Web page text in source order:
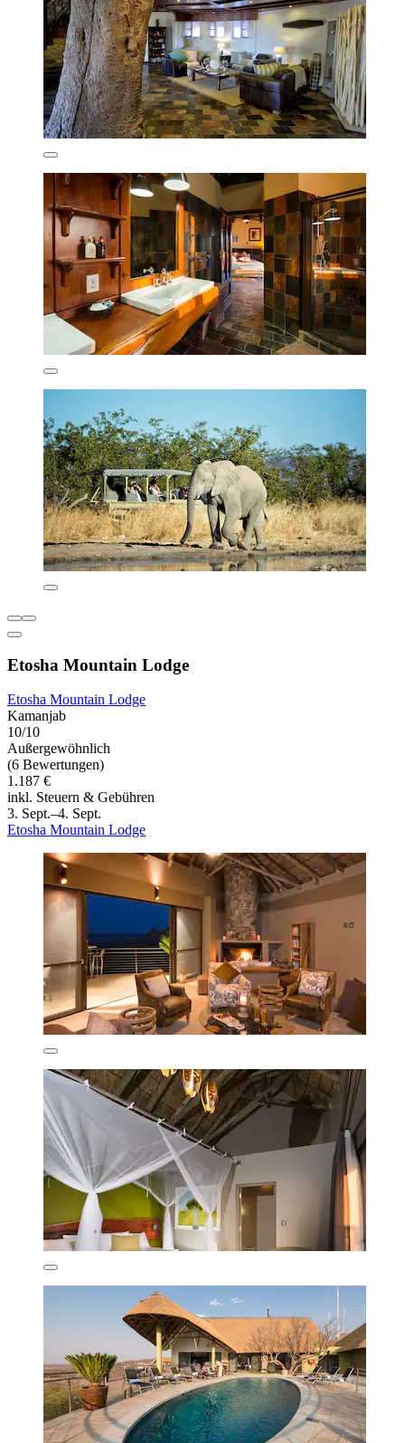
Etosha Mountain Lodge
Etosha Mountain Lodge
Kamanjab
10/10
Außergewöhnlich
(6 Bewertungen)
1.187 €
inkl. Steuern & Gebühren
3. Sept.–4. Sept.
Etosha Mountain Lodge